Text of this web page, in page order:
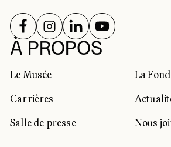
À PROPOS
Le Musée
La
Carrières
Salle de presse
Nous
RÉSEAUX
SUIVEZ-NOUS SUR
SUIVEZ-NOUS SUR
SUIVEZ-NOUS
SUIVEZ-